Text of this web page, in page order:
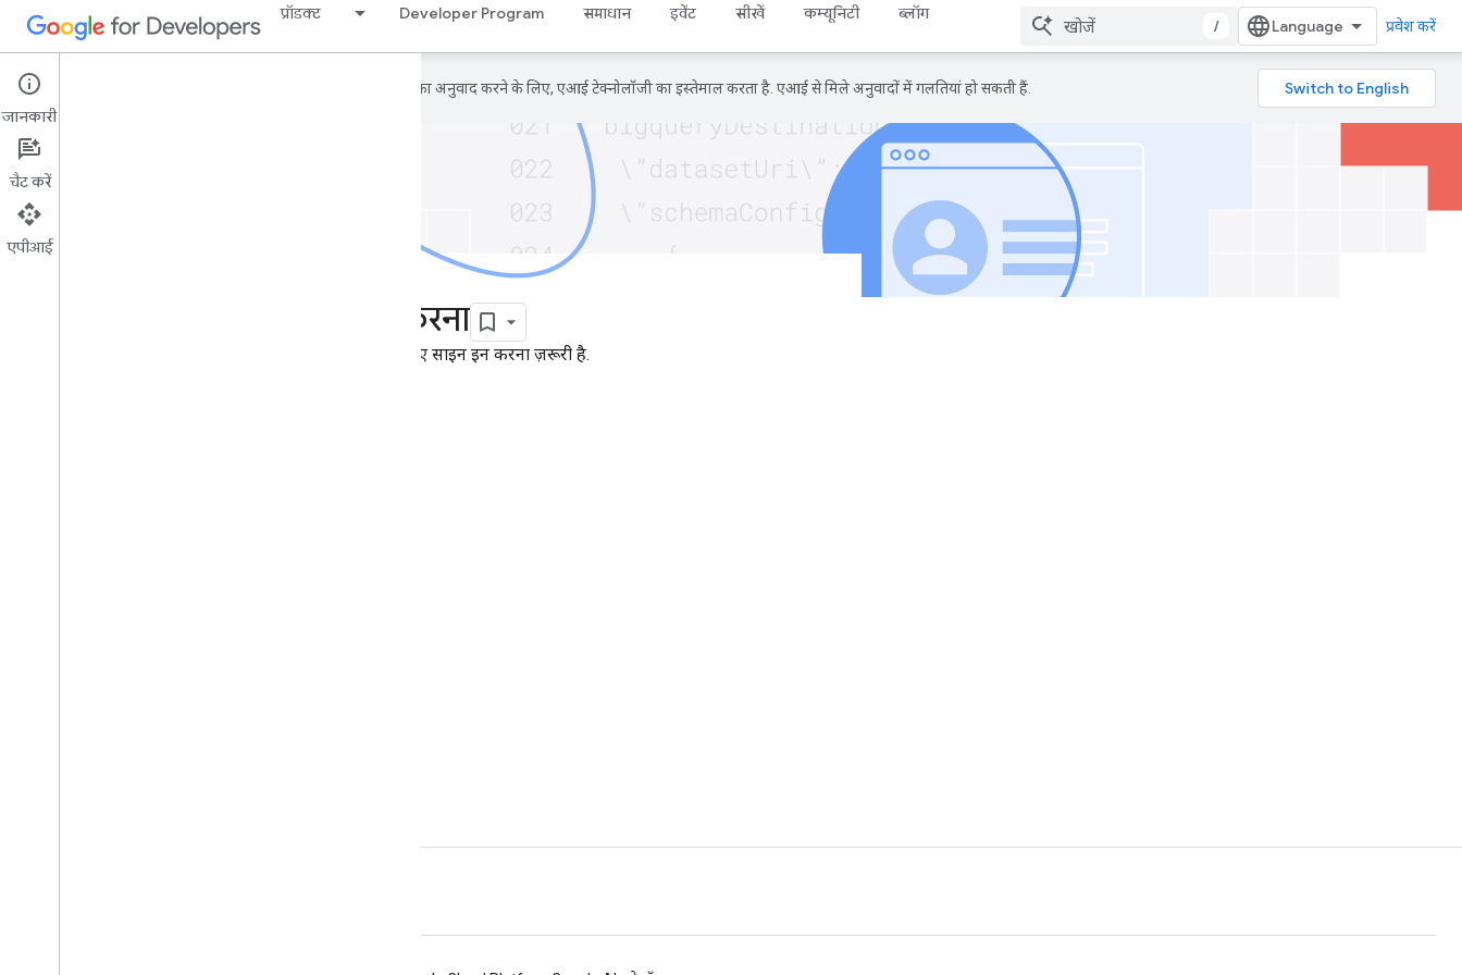
प्रॉडक्ट Developer Program समाधान इवेंट सीखें कम्यूनिटी ब्लॉग
/ प्रवेश करें
Google आपकी पसंदीदा भाषा में कॉन्टेंट का अनुवाद करने के लिए, एआई टेक्नोलॉजी का इस्तेमाल करता है. एआई से मिले अनुवादों में गलतियां हो सकती हैं.
बैज रिडीम करना
बैज पर दावा करने के लिए साइन इन करना ज़रूरी है.
जानकारी
चैट करें
एपीआई